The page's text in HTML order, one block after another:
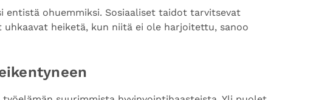
entistä ohuemmiksi. Sosiaaliset taidot tarvitsevat
heiketä, kun niitä ei ole harjoitettu, sanoo